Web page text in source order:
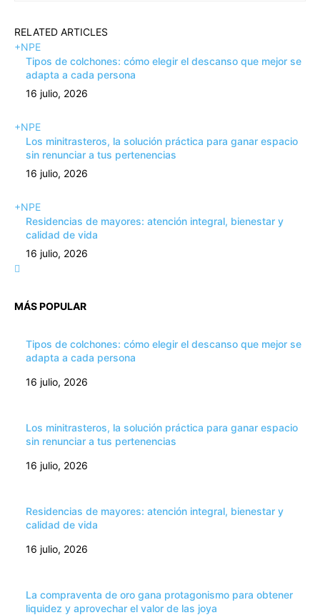
RELATED ARTICLES
+NPE
Tipos de colchones: cómo elegir el descanso que mejor se
adapta a cada persona
16 julio, 2026
+NPE
Los minitrasteros, la solución práctica para ganar espacio
sin renunciar a tus pertenencias
16 julio, 2026
+NPE
Residencias de mayores: atención integral, bienestar y
calidad de vida
16 julio, 2026
MÁS POPULAR
Tipos de colchones: cómo elegir el descanso que mejor se
adapta a cada persona
16 julio, 2026
Los minitrasteros, la solución práctica para ganar espacio
sin renunciar a tus pertenencias
16 julio, 2026
Residencias de mayores: atención integral, bienestar y
calidad de vida
16 julio, 2026
La compraventa de oro gana protagonismo para obtener
liquidez y aprovechar el valor de las joya